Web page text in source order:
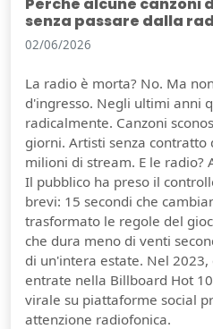
senza passare dalla
02/06/2026
La radio è morta? No. Ma
d'ingresso. Negli ultimi anni
radicalmente. Canzoni
giorni. Artisti senza contratto
milioni di stream. E le radio?
Il pubblico ha preso il
brevi: 15 secondi che
trasformato le regole del
che dura meno di venti
di un'intera estate. Nel
entrate nella Billboard Hot
virale su piattaforme social
attenzione radiofonica.